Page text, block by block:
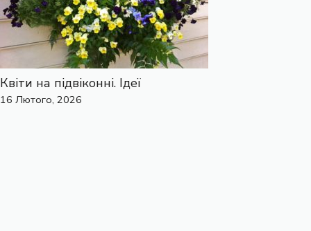
Квіти на підвіконні. Ідеї
16 Лютого, 2026